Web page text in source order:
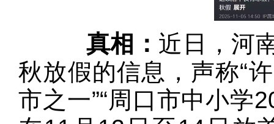
真相： 近日，河
秋放假的信息，声称“
市之一”“周口市中小学